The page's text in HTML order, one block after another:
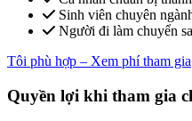
Sinh viên chuyên
Người đi làm chuyển
Tôi phù hợp – Xem phí tham gia
Quyền lợi khi tham gia